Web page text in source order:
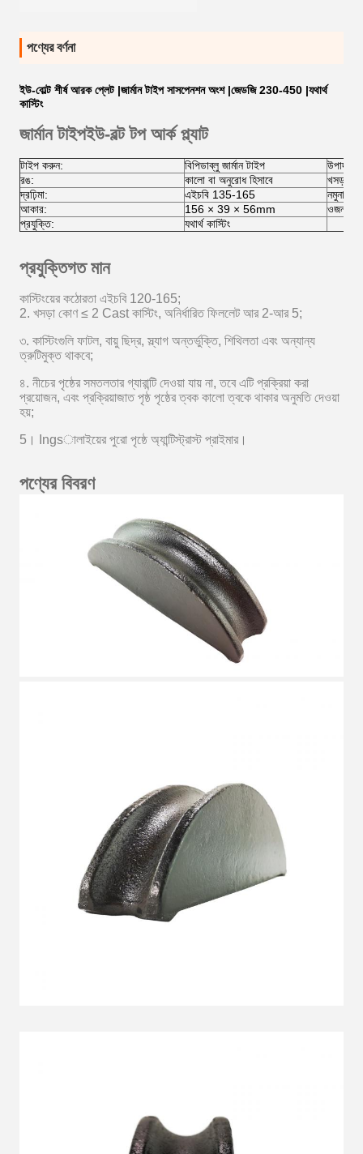
পণ্যের বর্ণনা
ইউ-বোল্ট শীর্ষ আরক প্লেট |জার্মান টাইপ সাসপেনশন অংশ |জেডজি 230-450 |যথার্থ
কাস্টিং
জার্মান টাইপইউ-বল্ট টপ আর্ক প্ল্যাট
টাইপ করুন: বিপিডাব্লু জার্মান টাইপ
উপাদান:
রঙ:
কালো বা অনুরোধ হিসাবে
খসড়া
দ্রঢ়িমা:
এইচবি 135-165
নমুনা:
আকার:
156 × 39 × 56mm
ওজন:
প্রযুক্তি:
যথার্থ কাস্টিং
প্রযুক্তিগত মান
কাস্টিংয়ের কঠোরতা এইচবি 120-165;
2. খসড়া কোণ ≤ 2 Cast কাস্টিং, অনির্ধারিত ফিললেট আর 2-আর 5;
৩. কাস্টিংগুলি ফাটল, বায়ু ছিদ্র, স্ল্যাগ অন্তর্ভুক্তি, শিথিলতা এবং অন্যান্য
ত্রুটিমুক্ত থাকবে;
৪. নীচের পৃষ্ঠের সমতলতার গ্যারান্টি দেওয়া যায় না, তবে এটি প্রক্রিয়া করা
প্রয়োজন, এবং প্রক্রিয়াজাত পৃষ্ঠ পৃষ্ঠের ত্বক কালো ত্বকে থাকার অনুমতি দেওয়া
হয়;
5।
Ingsালাইয়ের পুরো পৃষ্ঠে অ্যান্টিস্ট্রাস্ট প্রাইমার।
পণ্যের বিবরণ